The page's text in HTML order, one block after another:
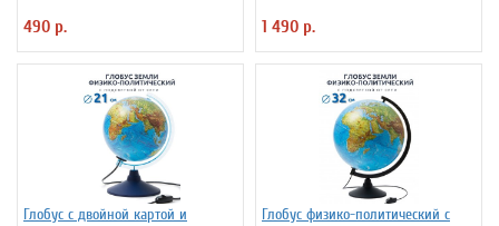
490 р. 1 490 р.
Глобус с двойной картой и
Глобус физико-политический с